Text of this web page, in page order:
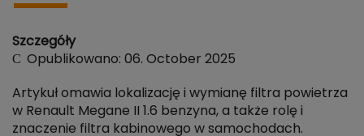
Szczegóły
Opublikowano: 06. October 2025
Artykuł omawia lokalizację i wymianę filtra powietrza
w Renault Megane II 1.6 benzyna, a także rolę i
znaczenie filtra kabinowego w samochodach.